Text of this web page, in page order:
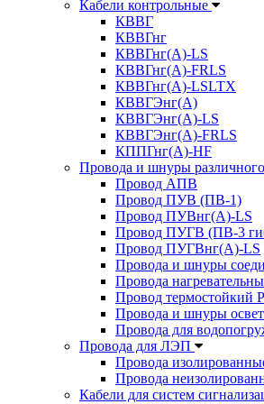
Кабели контрольные
КВВГ
КВВГнг
КВВГнг(А)-LS
КВВГнг(А)-FRLS
КВВГнг(А)-LSLTX
КВВГЭнг(А)
КВВГЭнг(А)-LS
КВВГЭнг(А)-FRLS
КППГнг(А)-HF
Провода и шнуры
Провод АПВ
Провод ПУВ (ПВ-1)
Провод ПУВнг(А)-LS
Провод ПУГВ (ПВ-3
Провод ПУГВнг(А)-LS
Провода и шнуры
Провода
Провод термостойкий
Провода и шнуры
Провода для
Провода для ЛЭП
Провода
Провода
Кабели для систем